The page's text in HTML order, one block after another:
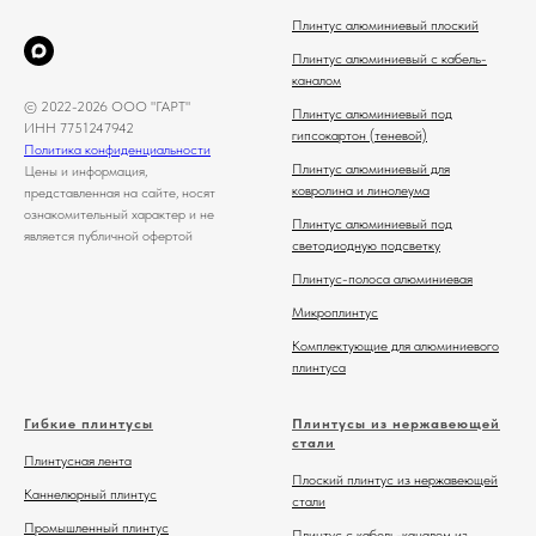
© 2022-2026 ООО "ГАРТ"
ИНН 7751247942
Политика конфиденциальности
Цены и информация,
представленная на сайте, носят
ознакомительный характер и не
является публичной офертой
Плинтус алюминиевый плоский
Плинтус алюминиевый с кабель-
каналом
Плинтус алюминиевый под
гипсокартон (теневой)
Плинтус алюминиевый для
ковролина и линолеума
Плинтус алюминиевый под
светодиодную подсветку
Плинтус-полоса алюминиевая
Микроплинтус
Комплектующие для алюминиевого
плинтуса
Гибкие плинтусы
Плинтусная лента
Каннелюрный плинтус
Промышленный плинтус
Плинтусы из нержавеющей
стали
Плоский плинтус из нержавеющей
стали